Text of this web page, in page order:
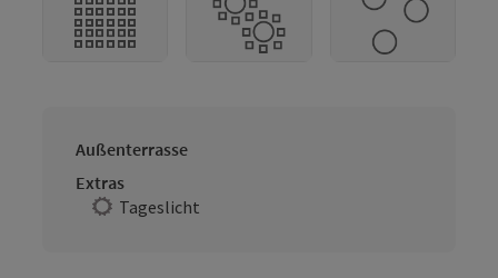
Außenterrasse
Extras
Tageslicht